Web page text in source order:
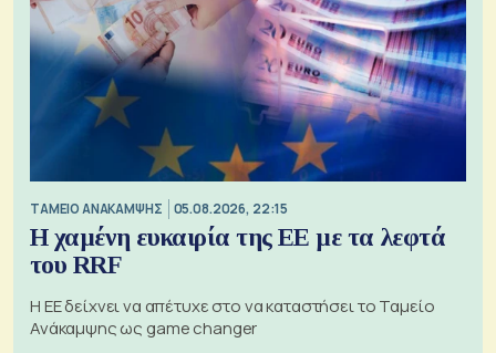
ΤΑΜΕΙΟ ΑΝΑΚΑΜΨΗΣ 05.08.2026, 22:15
Η χαμένη ευκαιρία της ΕΕ με τα λεφτά
του RRF
Η ΕΕ δείχνει να απέτυχε στο να καταστήσει το Ταμείο
Ανάκαμψης ως game changer